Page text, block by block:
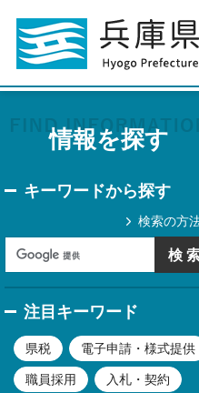
情報を探す
キーワードから探す
検索の方
注目キーワード
県税 電子申請・様式提供
職員採用 入札・契約